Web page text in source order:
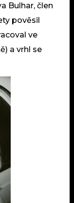
Bulhar, člen
pověsil
ve
a vrhl se